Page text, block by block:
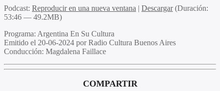
Podcast: Reproducir en una nueva ventana | Descargar(Duración:
53:46 — 49.2MB)
Programa: Argentina En Su Cultura
Emitido el 20-06-2024 por Radio Cultura Buenos Aires
Conducción: Magdalena Faillace
COMPARTIR